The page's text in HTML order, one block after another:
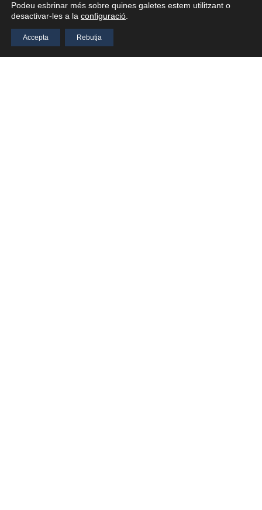
Podeu esbrinar més sobre quines galetes estem utilitzant o
desactivar-les a la configuració
Accepta Rebutja